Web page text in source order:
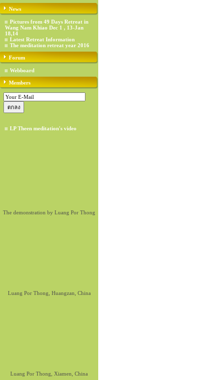
News
Pictures from 49 Days Retreat in
Wang Nam Khiao Dec 1 , 13-Jan
18,14
Latest Retreat Information
The meditation retreat year 2016
Forum
Webboard
Members
LP Theen meditation's video
The demonstration by Luang Por Thong
Luang Por Thong, Huangzan, China
Luang Por Thong, Xiamen, China